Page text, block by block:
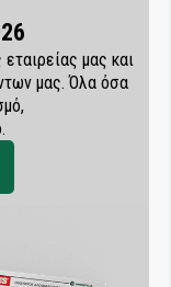
μας και
μας. Όλα όσα